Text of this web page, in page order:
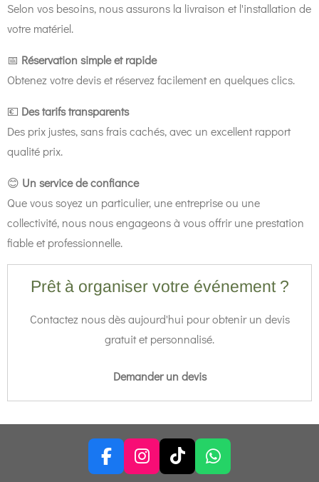
Selon vos besoins, nous assurons la livraison et l'installation de
votre matériel.
📅 Réservation simple et rapide
Obtenez votre devis et réservez facilement en quelques clics.
💶 Des tarifs transparents
Des prix justes, sans frais cachés, avec un excellent rapport
qualité prix.
😊 Un service de confiance
Que vous soyez un particulier, une entreprise ou une
collectivité, nous nous engageons à vous offrir une prestation
fiable et professionnelle.
Prêt à organiser votre événement ?
Contactez nous dès aujourd'hui pour obtenir un devis
gratuit et personnalisé.
Demander un devis
F
I
T
W